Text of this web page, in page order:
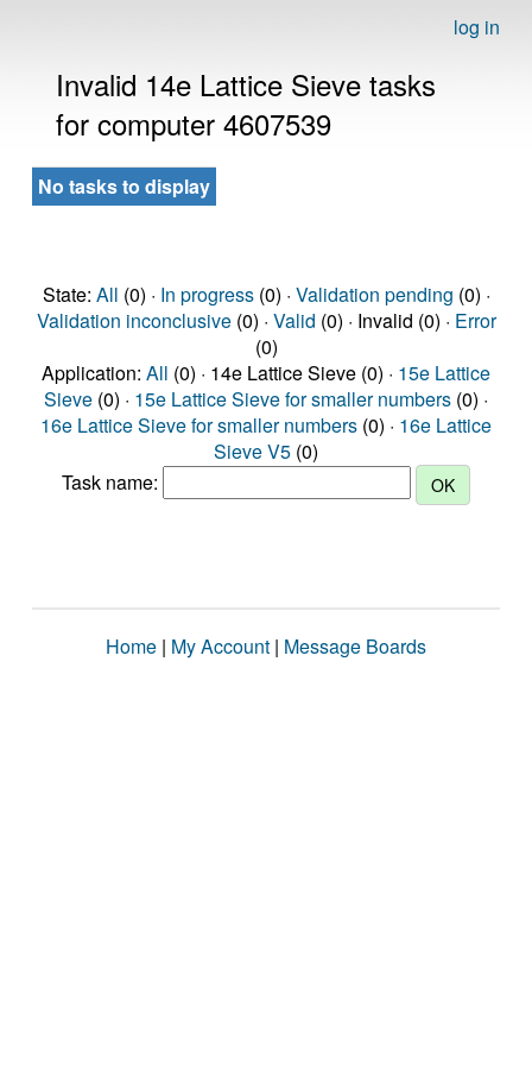
log in
Invalid 14e Lattice Sieve tasks
for computer 4607539
No tasks to display
State: All (0) · In progress(0) · Validation pending (0) ·
Validation inconclusive(0) · Valid (0) · Invalid (0) · Error
(0)
Application: All (0) · 14e Lattice Sieve (0) · 15e Lattice
Sieve (0) · 15e Lattice Sieve for smaller numbers (0) ·
16e Lattice Sieve for smaller numbers (0) · 16e Lattice
Sieve V5 (0)
Task name:
Home | My Account | Message Boards